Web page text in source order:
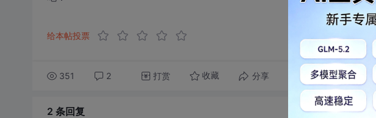
给本帖投票
351 2 打赏 收藏 分享 转发到动态
2 条回复